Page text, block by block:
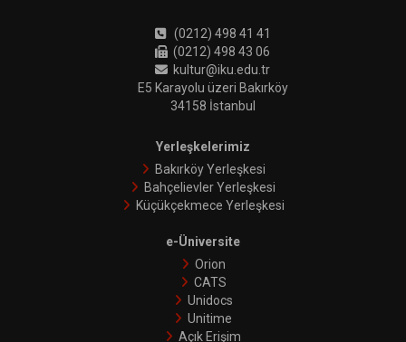
(0212) 498 41 41
(0212) 498 43 06
kultur@iku.edu.tr
E5 Karayolu üzeri Bakırköy
34158 İstanbul
Yerleşkelerimiz
Bakırköy Yerleşkesi
Bahçelievler Yerleşkesi
Küçükçekmece Yerleşkesi
e-Üniversite
Orion
CATS
Unidocs
Unitime
Açık Erişim